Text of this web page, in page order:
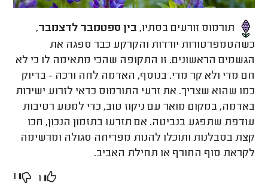
תורמוס זורעים בסתיו, בין ספטמבר לדצמבר,
כשהטמפרטורות יורדות והקרקע כבר ספגה את
הגשמים הראשונים. זו התקופה שהכי מתאימה לו כי לא
חם מדי ולא קר מדי. בנוסף, האדמה לחה ורכה - בדיוק
כמו שהוא שצריך. את זרעי התורמוס כדאי לזרוע ישירות
באדמה, במקום מואר עם ניקוז טוב, כדי למנוע רטיבות
עודפת שתפגע בנביטה. אם תזרעו בתזמון הנכון, חכו
קצת בסבלנות ותוכלו להנות מפריחה סגולה ומרשימה
לקראת סוף החורף או תחילת האביב.
1
1